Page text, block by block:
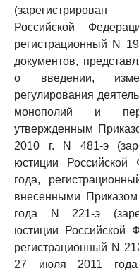
Российской
регистрационный N
документов,
о введении,
регулирования
монополий и
утвержденным
2010 г. N 481-э
юстиции
года,
внесенными
года N 221-э
юстиции Российской
регистрационный N
27 июля 2011 года